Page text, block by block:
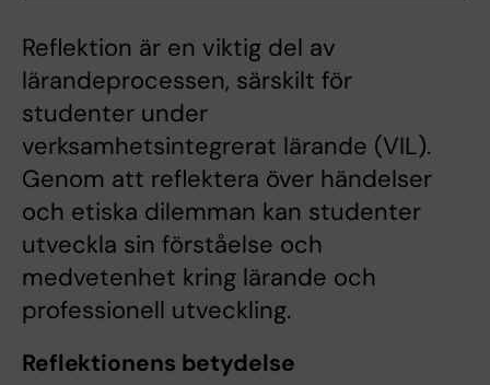
Reflektion är en viktig del av
lärandeprocessen, särskilt för
studenter under
verksamhetsintegrerat lärande (VIL).
Genom att reflektera över händelser
och etiska dilemman kan studenter
utveckla sin förståelse och
medvetenhet kring lärande och
professionell utveckling.
Reflektionens betydelse